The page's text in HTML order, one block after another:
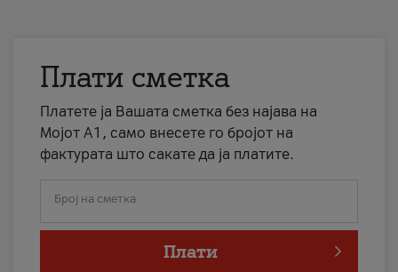
Плати сметка
Платете ја Вашата сметка без најава на
Мојот А1, само внесете го бројот на
фактурата што сакате да ја платите.
Број на сметка
Плати